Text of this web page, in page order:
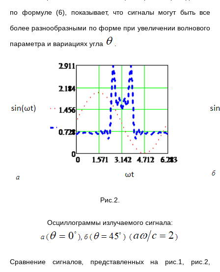
по формуле (6), показывает, что сигналы могут быть все
более разнообразными по форме при увеличении волнового
параметра и вариациях угла
Рис.2.
Осциллограммы излучаемого сигнала:
Сравнение сигналов, представленных на рис.1, рис.2,